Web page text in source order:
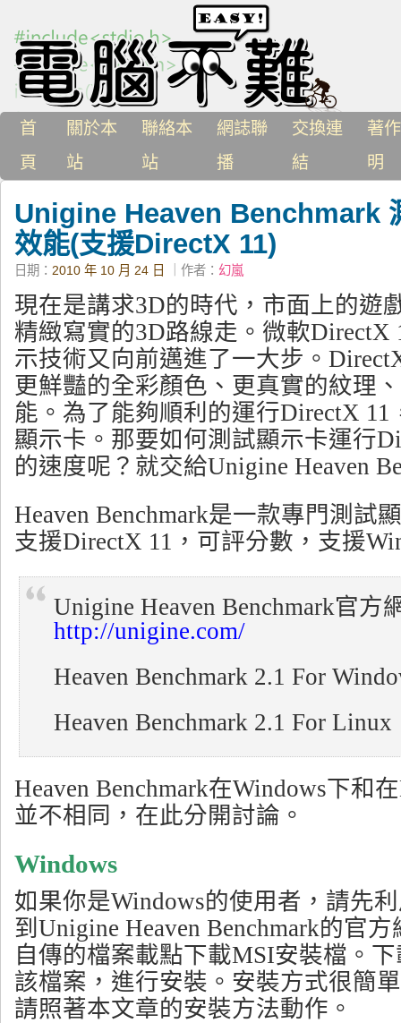
首
頁
關於本
站
聯絡本
站
網誌聯
播
交換連
結
著
明
Unigine Heaven Benchmark
效能(支援DirectX 11)
日期： 2010 年 10 月 24 日 ｜作者： 幻嵐
現在是講求3D的時代，市面上的遊
精緻寫實的3D路線走。微軟DirectX
示技術又向前邁進了一大步。
更鮮豔的全彩顏色、更真實的紋理
能。為了能夠順利的運行DirectX
顯示卡。那要如何測試顯示卡運行
的速度呢？就交給Unigine Heaven
Heaven Benchmark是一款專門測試
支援DirectX 11，可評分數，支援
Unigine Heaven Benchmark官方
http://unigine.com/
Heaven Benchmark 2.1 For
Heaven Benchmark 2.1 For Linux
Heaven Benchmark在Windows下和
並不相同，在此分開討論。
Windows
如果你是Windows的使用者，請先
到Unigine Heaven Benchmark的官
自傳的檔案載點下載MSI安裝檔。
該檔案，進行安裝。安裝方式很簡
請照著本文章的安裝方法動作。